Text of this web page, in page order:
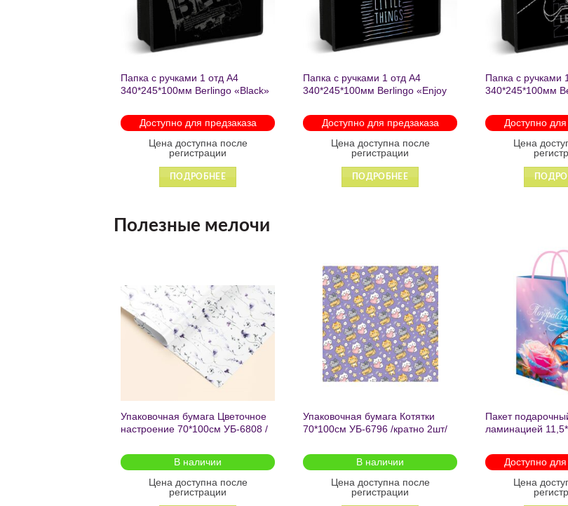
Папка с ручками 1 отд А4
340*245*100мм Berlingo «Black»
Доступно для предзаказа
Цена доступна после
регистрации
ПОДРОБНЕЕ
Папка с ручками 1 отд А4
340*245*100мм Berlingo «Enjoy
молнии 1215
Доступно для предзаказа
Цена доступна после
регистрации
ПОДРОБНЕЕ
Папка с ручками
340*245*100мм
Доступно
Цена
Полезные мелочи
Добавить
в список
желаний
Упаковочная бумага Цветочное
настроение 70*100см УБ-6808 /
В наличии
Цена доступна после
регистрации
Добавить
в список
желаний
Упаковочная бумага Котятки
70*100см УБ-6796 /кратно 2шт/
В наличии
Цена доступна после
регистрации
Пакет
ламинацией
Доступно
Цена